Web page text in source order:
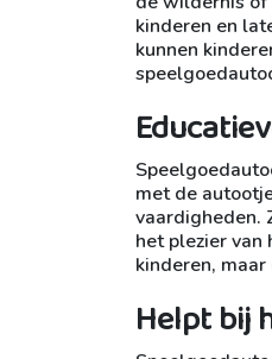
kinderen en
kunnen
met de
vaardigheden.
het plezier van
kinderen,
Helpt bij